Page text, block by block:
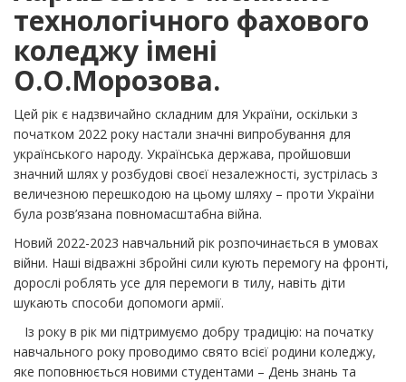
технологічного фахового
коледжу імені
О.О.Морозова.
Цей рік є надзвичайно складним для України, оскільки з
початком 2022 року настали значні випробування для
українського народу. Українська держава, пройшовши
значний шлях у розбудові своєї незалежності, зустрілась з
величезною перешкодою на цьому шляху – проти України
була розв’язана повномасштабна війна.
Новий 2022-2023 навчальний рік розпочинається в умовах
війни. Наші відважні збройні сили кують перемогу на фронті,
дорослі роблять усе для перемоги в тилу, навіть діти
шукають способи допомоги армії.
Із року в рік ми підтримуємо добру традицію: на початку
навчального року проводимо свято всієї родини коледжу,
яке поповнюється новими студентами – День знань та